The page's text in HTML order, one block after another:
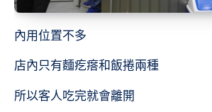
內用位置不多
店內只有麵疙瘩和飯捲兩種
所以客人吃完就會離開